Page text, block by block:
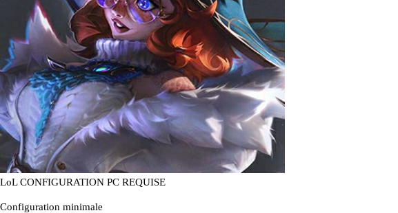
LoL CONFIGURATION PC REQUISE
Configuration minimale